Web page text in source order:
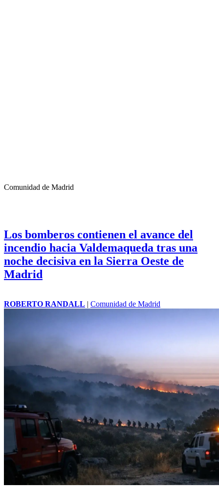
Comunidad de Madrid
Los bomberos contienen el avance del
incendio hacia Valdemaqueda tras una
noche decisiva en la Sierra Oeste de
Madrid
ROBERTO RANDALL | Comunidad de Madrid